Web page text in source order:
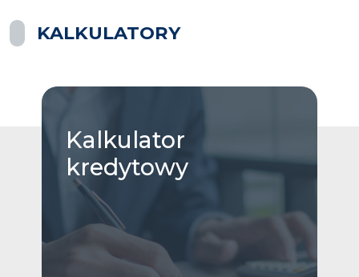
KALKULATORY
Kalkulator
kredytowy